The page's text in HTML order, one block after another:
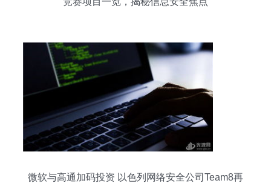
微软与高通加码投资 以色列网络安全公司Team8再